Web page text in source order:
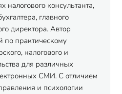
налогового консультанта,
главного
директора. Автор
по практическому
налогового и
для различных
СМИ. С отличием
и психологии